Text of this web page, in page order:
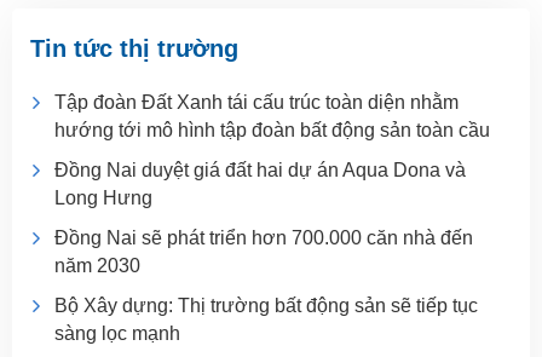
Tin tức thị trường
Tập đoàn Đất Xanh tái cấu trúc toàn diện nhằm
hướng tới mô hình tập đoàn bất động sản toàn cầu
Đồng Nai duyệt giá đất hai dự án Aqua Dona và
Long Hưng
Đồng Nai sẽ phát triển hơn 700.000 căn nhà đến
năm 2030
Bộ Xây dựng: Thị trường bất động sản sẽ tiếp tục
sàng lọc mạnh